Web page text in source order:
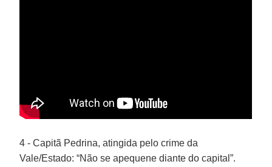
4 - Capitã Pedrina, atingida pelo crime da
Vale/Estado: “Não se apequene diante do capital”.